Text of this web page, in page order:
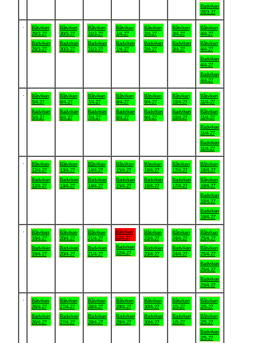
Badviken
28/3-27
Båtviken
29/3-27
Badviken
29/3-27
Båtviken
30/3-27
Badviken
30/3-27
Båtviken
31/3-27
Badviken
31/3-27
Båtviken
1/4-27
Badviken
1/4-27
Båtviken
2/4-27
Badviken
2/4-27
Båtviken
3/4-27
Badviken
3/4-27
Båtviken
4/4-27
Båtviken
4/4-27
Badviken
4/4-27
Badviken
4/4-27
Båtviken
5/4-27
Badviken
5/4-27
Båtviken
6/4-27
Badviken
6/4-27
Båtviken
7/4-27
Badviken
7/4-27
Båtviken
8/4-27
Badviken
8/4-27
Båtviken
9/4-27
Badviken
9/4-27
Båtviken
10/4-27
Badviken
10/4-27
Båtviken
11/4-27
Båtviken
11/4-27
Badviken
11/4-27
Badviken
11/4-27
Båtviken
12/4-27
Badviken
12/4-27
Båtviken
13/4-27
Badviken
13/4-27
Båtviken
14/4-27
Badviken
14/4-27
Båtviken
15/4-27
Badviken
15/4-27
Båtviken
16/4-27
Badviken
16/4-27
Båtviken
17/4-27
Badviken
17/4-27
Båtviken
18/4-27
Båtviken
18/4-27
Badviken
18/4-27
Badviken
18/4-27
Båtviken
19/4-27
Badviken
19/4-27
Båtviken
20/4-27
Badviken
20/4-27
Båtviken
21/4-27
Badviken
21/4-27
Båtviken
22/4-27
Badviken
22/4-27
Båtviken
23/4-27
Badviken
23/4-27
Båtviken
24/4-27
Badviken
24/4-27
Båtviken
25/4-27
Båtviken
25/4-27
Badviken
25/4-27
Badviken
25/4-27
Båtviken
26/4-27
Badviken
26/4-27
Båtviken
27/4-27
Badviken
27/4-27
Båtviken
28/4-27
Badviken
28/4-27
Båtviken
29/4-27
Badviken
29/4-27
Båtviken
30/4-27
Badviken
30/4-27
Båtviken
1/5-27
Badviken
1/5-27
Båtviken
2/5-27
Båtviken
2/5-27
Badviken
2/5-27